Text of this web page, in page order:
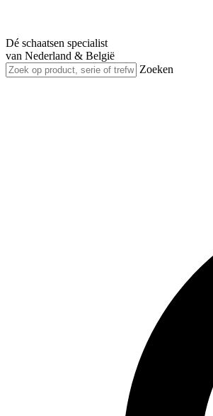
Dé schaatsen specialist
van Nederland & België
Zoeken